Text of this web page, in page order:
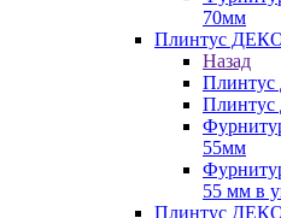
70мм
Плинтус
Назад
55мм
55 мм в
Плинтус